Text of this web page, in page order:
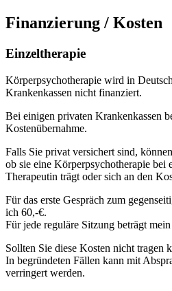
Finanzierung / Kosten
Einzeltherapie
Körperpsychotherapie wird in
Krankenkassen nicht finanziert.
Bei einigen privaten Krankenkassen
Kostenübernahme.
Falls Sie privat versichert sind,
ob sie eine Körperpsychotherapie bei
Therapeutin trägt oder sich an den
Für das erste Gespräch zum
ich 60,-€.
Für jede reguläre Sitzung beträgt
Sollten Sie diese Kosten nicht tragen
In begründeten Fällen kann mit
verringert werden.